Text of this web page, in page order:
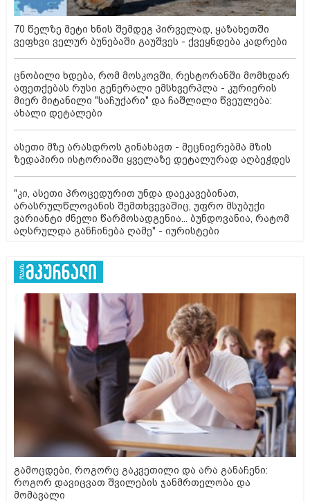
70 წელზე მეტი ხნის შემდეგ პირველად, ყაზახეთში
ვეფხვი ველურ ბუნებაში გაუშვეს - ქვეყნდება კადრები
ცნობილი ხდება, რომ მოსკოვში, რესტორანში მომხდარ
აფეთქებას რუსი გენერალი ემსხვერპლა - კურიერის
მიერ მიტანილი "საჩუქარი" და ჩაშლილი წვეულება:
ახალი დეტალები
ასეთი მზე არასდროს გინახავთ - მეცნიერებმა მზის
ზედაპირი ისტორიაში ყველაზე დეტალურად აღბეჭდეს
"კი, ასეთი პროცედურით უნდა დაეკავებინათ,
არასრულწლოვანის შემთხვევაშიც, უფრო მსუბუქი
ვარიანტი ძნელი წარმოსადგენია... ბუნდოვანია, რატომ
აღსრულდა განჩინება ღამე" - იურისტები
გამოცდები, როგორც გაკვეთილი და არა განაჩენი:
როგორ დავიცვათ შვილების ჯანმრთელობა და
მომავალი